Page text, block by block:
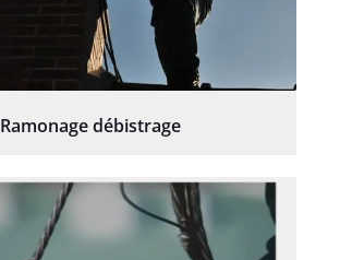
Ramonage débistrage